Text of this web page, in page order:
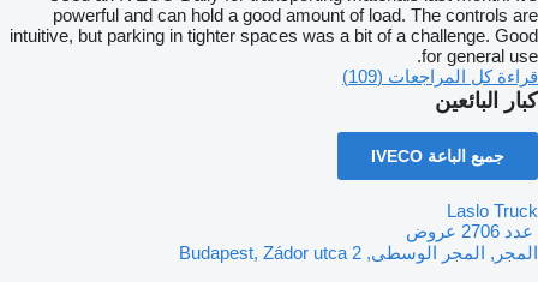
powerful and can hold a good amount of load. The controls are
intuitive, but parking in tighter spaces was a bit of a challenge. Good
for general use.
قراءة كل المراجعات (109)
كبار البائعين
جميع الباعة IVECO
Laslo Truck
‏ عدد 2706 عروض
المجر, المجر الوسطى, Budapest, Zádor utca 2